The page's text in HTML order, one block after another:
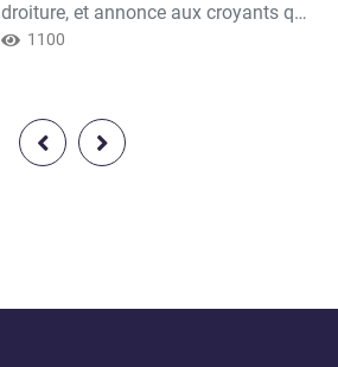
droiture, et annonce aux croyants qui
accomplissent les bonnes œuvres
1100